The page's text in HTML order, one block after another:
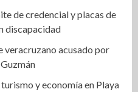
de credencial y placas de
discapacidad
veracruzano acusado por
y economía en Playa